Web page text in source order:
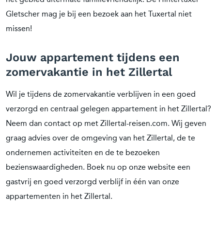
Gletscher mag je bij een bezoek aan het Tuxertal niet
missen!
Jouw appartement tijdens een
zomervakantie in het Zillertal
Wil je tijdens de zomervakantie verblijven in een goed
verzorgd en centraal gelegen appartement in het Zillertal?
Neem dan contact op met Zillertal-reisen.com. Wij geven
graag advies over de omgeving van het Zillertal, de te
ondernemen activiteiten en de te bezoeken
bezienswaardigheden. Boek nu op onze website een
gastvrij en goed verzorgd verblijf in één van onze
appartementen in het Zillertal.